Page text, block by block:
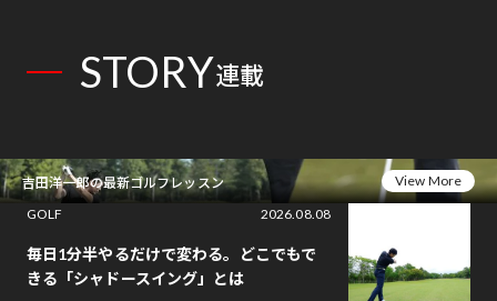
STORY連載
吉田洋一郎の最新ゴルフレッスン
View More
GOLF
2026.08.08
毎日1分半やるだけで変わる。どこでもで
きる「シャドースイング」とは